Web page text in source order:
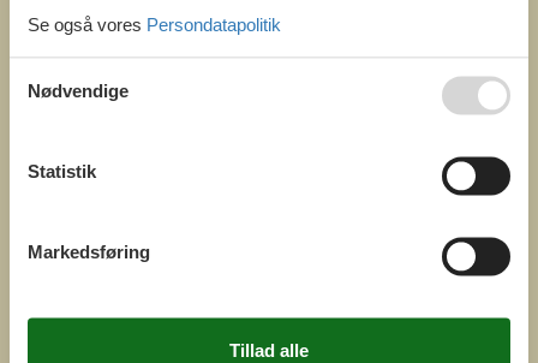
info@cofman.com
Se også vores Persondatapolitik
Nødvendige
Statistik
Markedsføring